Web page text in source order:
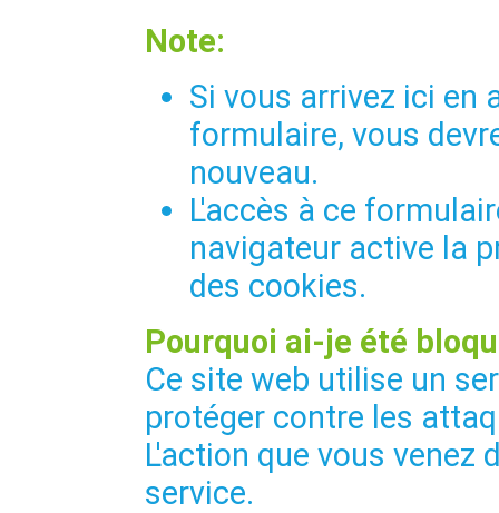
Note:
Si vous arrivez ici en
formulaire, vous
nouveau.
L'accès à ce
navigateur active la
des cookies.
Pourquoi ai-je été
Ce site web utilise un
protéger contre les
L'action que vous venez
service.